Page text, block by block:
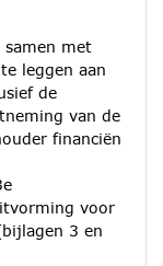
samen met
leggen aan
de
van de
financiën
voor
3 en